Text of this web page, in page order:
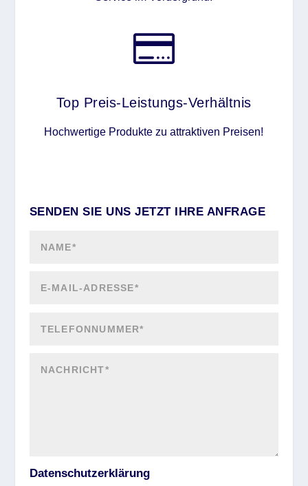

Top Preis-Leistungs-Verhältnis
Hochwertige Produkte zu attraktiven Preisen!
SENDEN SIE UNS JETZT IHRE ANFRAGE
Datenschutzerklärung